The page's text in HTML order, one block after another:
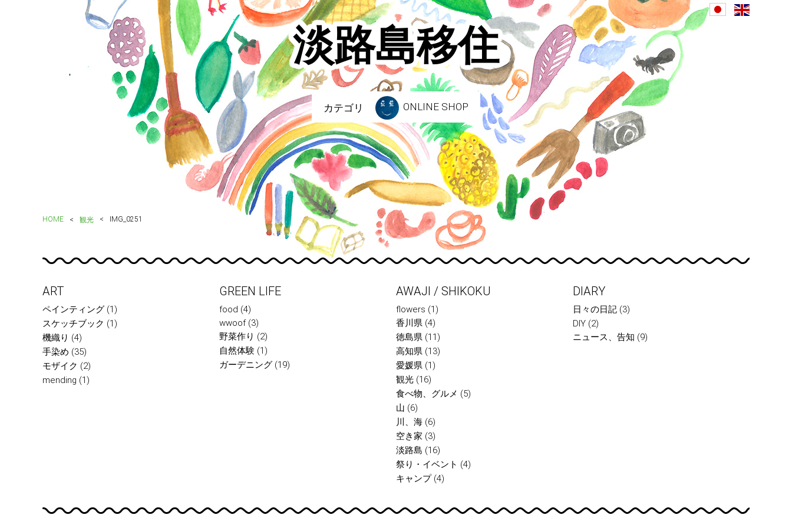
淡路島移住
カテゴリ ONLINE SHOP
HOME 観光 IMG_0251
ART
ペインティング (1)
スケッチブック (1)
機織り (4)
手染め (35)
モザイク (2)
mending (1)
GREEN LIFE
food (4)
wwoof(3)
野菜作り (2)
自然体験 (1)
ガーデニング (19)
AWAJI / SHIKOKU
flowers (1)
香川県 (4)
徳島県 (11)
高知県 (13)
愛媛県 (1)
観光 (16)
食べ物、グルメ (5)
山 (6)
川、海 (6)
空き家 (3)
淡路島 (16)
祭り・イベント (4)
キャンプ(4)
DIARY
日々の日記 (3)
DIY (2)
ニュース、告知 (9)